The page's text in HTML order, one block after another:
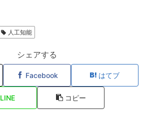
人工知能
シェアする
Facebook はてブ
LINE コピー